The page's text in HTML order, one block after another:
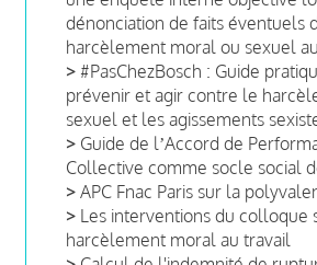
dénonciation de faits éventuels
harcèlement moral ou sexuel
> #PasChezBosch : Guide
prévenir et agir contre le
sexuel et les agissements
> Guide de lʼAccord de
Collective comme socle social
> APC Fnac Paris sur la
> Les interventions du colloque
harcèlement moral au travail